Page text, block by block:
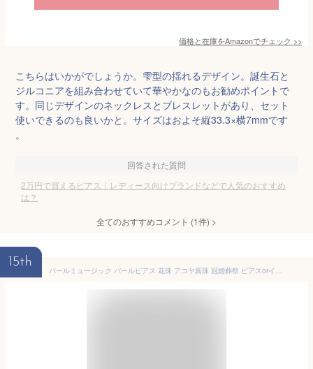
価格と在庫をAmazonでチェック >>
こちらはいかがでしょうか。雫型の揺れるデザイン。誕生石と
ジルコニアを組み合わせていて華やかなのもお勧めポイントで
す。同じデザインのネックレスとブレスレットがあり、セット
使いできるのも良いかと。サイズはおよそ縦33.3×横7mmです
。
回答された質問
2万円で買えるピアス｜レディース向けブランドなどで人気のおすすめ
は？
全てのおすすめコメント (1件) >
15th
パールミュージック パールピアス 花珠 アコヤ真珠 冠婚葬祭 ピアスorイヤリング 7.0mm 父 ユニセックス